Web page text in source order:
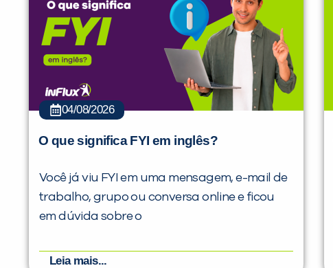
04/08/2026
O que significa FYI em inglês?
Você já viu FYI em uma mensagem, e-mail de
trabalho, grupo ou conversa online e ficou
em dúvida sobre o
Leia mais...